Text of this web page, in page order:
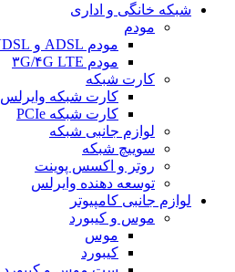
شبکه خانگی و اداری
مودم
مودم ADSL و VDSL
مودم ۳G/۴G LTE
کارت شبکه
کارت شبکه وایرلس USB
کارت شبکه PCIe
لوازم جانبی شبکه
سوییچ شبکه
روتر و اکسس پوینت
توسعه دهنده وایرلس
لوازم جانبی کامپیوتر
موس و کیبورد
موس
کیبورد